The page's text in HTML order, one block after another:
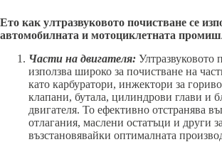
Ето как ултразвуковото почистване се
автомобилната и мотоциклетната
Части на двигателя: Ултразвуковото
използва широко за почистване на
като карбуратори, инжектори за
клапани, бутала, цилиндрови глави и
двигателя. То ефективно отстранява
отлагания, маслени остатъци и други
възстановявайки оптималната